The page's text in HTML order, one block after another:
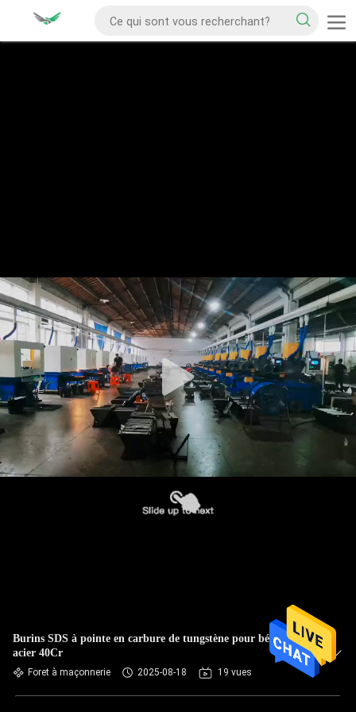
Burins SDS à pointe en carbure de tungstène pour béton,
acier 40Cr
Foret à maçonnerie 2025-08-18 19 vues